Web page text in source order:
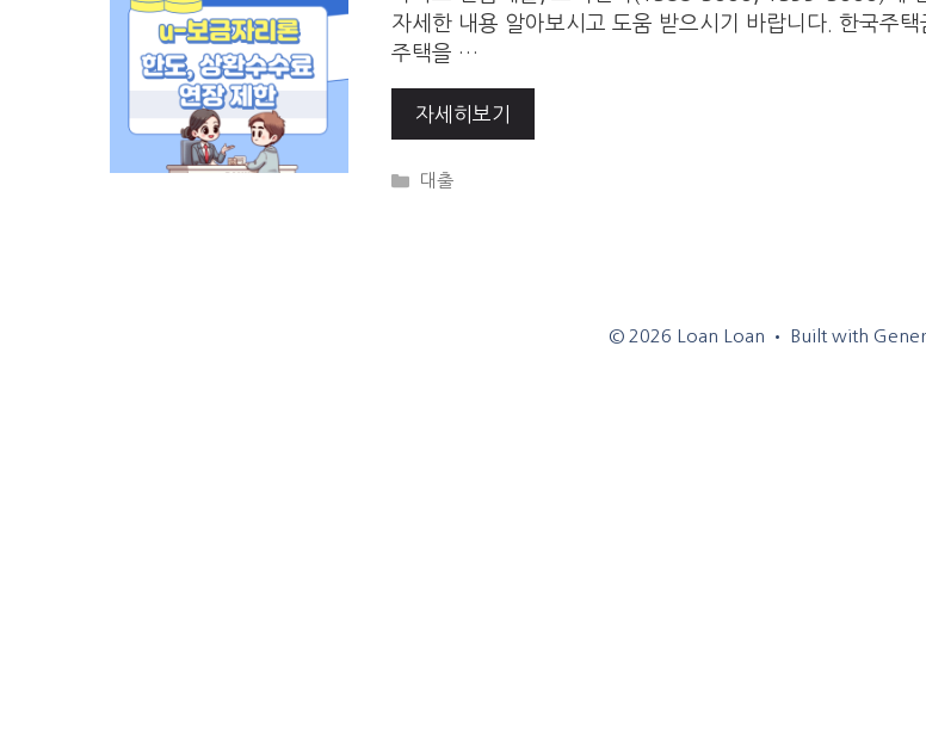
자세한 내용 알아보시고 도움 받으시기 바랍니다. 한국주
주택을 …
자세히보기
Categories
대출
© 2026 Loan Loan • Built with